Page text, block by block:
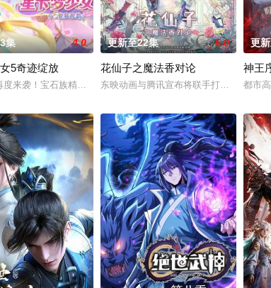
负责人。面对星锑、兔毛手袋等一众行事乖张、性格跳脱的怪
意外成为了“神秘学事件对策部”的负责人。面对星锑、兔毛手
集 4.0
5奇迹绽放
度来袭！宝石族精灵竟然成了关键所在！东方桃子与伙伴们一边
更新至22集 5.0
花仙子之魔法香对论
东映动画与腾讯宣布将联手打造『花仙子
更
神王
都市